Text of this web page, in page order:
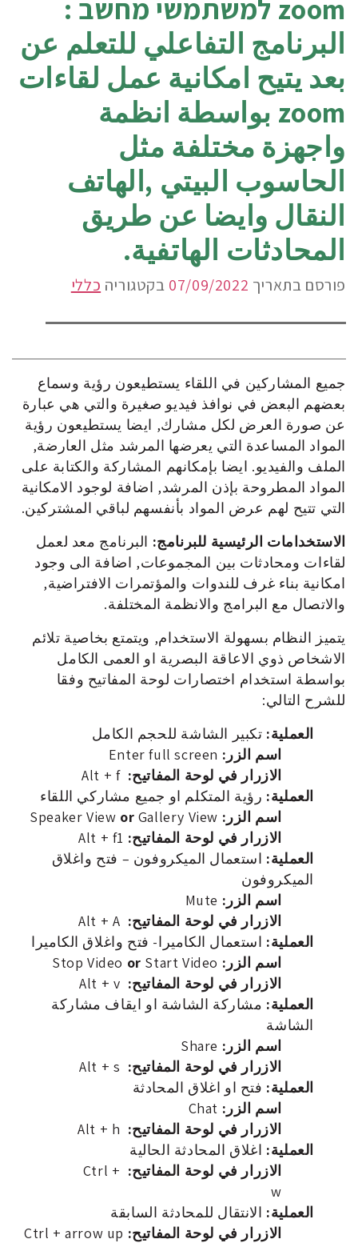
zoom למשתמשי מחשב :
البرنامج التفاعلي للتعلم عن
بعد يتيح امكانية عمل لقاءات
zoom بواسطة انظمة
واجهزة مختلفة مثل
الحاسوب البيتي ,الهاتف
النقال وايضا عن طريق
المحادثات الهاتفية.
פורסם בתאריך 07/09/2022 בקטגוריה כללי
جميع المشاركين في اللقاء يستطيعون رؤية وسماع
بعضهم البعض في نوافذ فيديو صغيرة والتي هي عبارة
عن صورة العرض لكل مشارك, ايضا يستطيعون رؤية
المواد المساعدة التي يعرضها المرشد مثل العارضة,
الملف والفيديو. ايضا بإمكانهم المشاركة والكتابة على
المواد المطروحة بإذن المرشد, اضافة لوجود الامكانية
التي تتيح لهم عرض المواد بأنفسهم لباقي المشتركين.
الاستخدامات الرئيسية للبرنامج: البرنامج معد لعمل
لقاءات ومحادثات بين المجموعات, اضافة الى وجود
امكانية بناء غرف للندوات والمؤتمرات الافتراضية,
والاتصال مع البرامج والانظمة المختلفة.
يتميز النظام بسهولة الاستخدام, ويتمتع بخاصية تلائم
الاشخاص ذوي الاعاقة البصرية او العمى الكامل
بواسطة استخدام اختصارات لوحة المفاتيح وفقا
للشرح التالي:
العملية: تكبير الشاشة للحجم الكامل
اسم الزر: Enter full screen
الازرار في لوحة المفاتيح: Alt + f
العملية: رؤية المتكلم او جميع مشاركي اللقاء
اسم الزر:
or Gallery View
الازرار في لوحة المفاتيح:
العملية: استعمال الميكروفون – فتح واغلاق
الميكروفون
اسم الزر:
الازرار في لوحة المفاتيح:
العملية: استعمال الكاميرا- فتح واغلاق الكاميرا
اسم الزر:
or Start Video
الازرار في لوحة المفاتيح:
العملية: مشاركة الشاشة او ايقاف مشاركة
الشاشة
اسم الزر:
الازرار في لوحة المفاتيح:
العملية: فتح او اغلاق المحادثة
اسم الزر:
الازرار في لوحة المفاتيح:
العملية: اغلاق المحادثة الحالية
الازرار في لوحة المفاتيح: Ctrl +
w
العملية: الانتقال للمحادثة السابقة
الازرار في لوحة المفاتيح: Ctrl + arrow up